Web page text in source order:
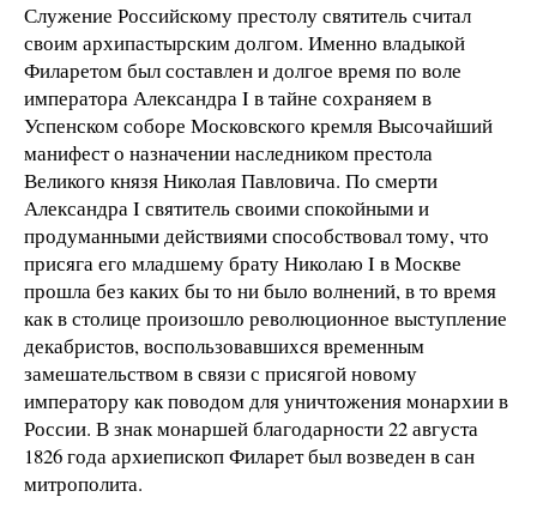
Служение Российскому престолу святитель считал
своим архипастырским долгом. Именно владыкой
Филаретом был составлен и долгое время по воле
императора Александра I в тайне сохраняем в
Успенском соборе Московского кремля Высочайший
манифест о назначении наследником престола
Великого князя Николая Павловича. По смерти
Александра I святитель своими спокойными и
продуманными действиями способствовал тому, что
присяга его младшему брату Николаю I в Москве
прошла без каких бы то ни было волнений, в то время
как в столице произошло революционное выступление
декабристов, воспользовавшихся временным
замешательством в связи с присягой новому
императору как поводом для уничтожения монархии в
России. В знак монаршей благодарности 22 августа
1826 года архиепископ Филарет был возведен в сан
митрополита.